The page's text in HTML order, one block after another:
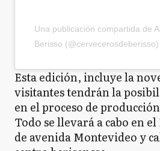
Una publicación compartida de
Berisso (@cervecerosdeberisso)
Esta edición, incluye la
visitantes tendrán la
en el proceso de
Todo se llevará a cabo en
de avenida Montevideo y